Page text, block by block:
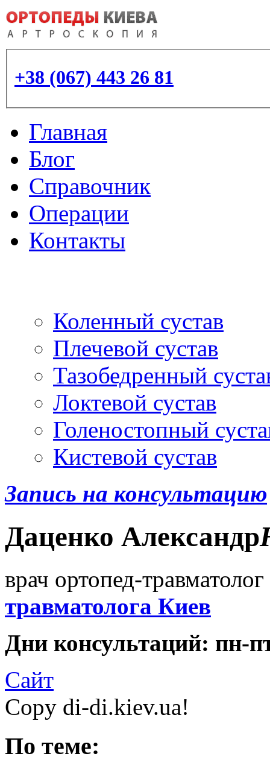
+38 (067) 443 26 81
Главная
Блог
Справочник
Операции
Контакты
Коленный сустав
Плечевой сустав
Тазобедренный
Локтевой сустав
Голеностопный
Кистевой сустав
Запись на консультацию
Даценко Александр
врач ортопед-
травматолога Киев
Дни консультаций: пн-
Сайт
Copy di-di.kiev.ua!
По теме: